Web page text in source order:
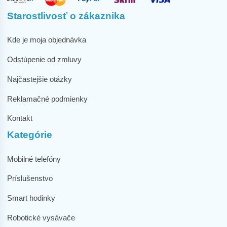
Starostlivosť o zákaznika
Kde je moja objednávka
Odstúpenie od zmluvy
Najčastejšie otázky
Reklamačné podmienky
Kontakt
Kategórie
Mobilné telefóny
Príslušenstvo
Smart hodinky
Robotické vysávače